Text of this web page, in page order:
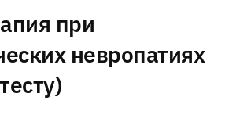
при
невропатиях